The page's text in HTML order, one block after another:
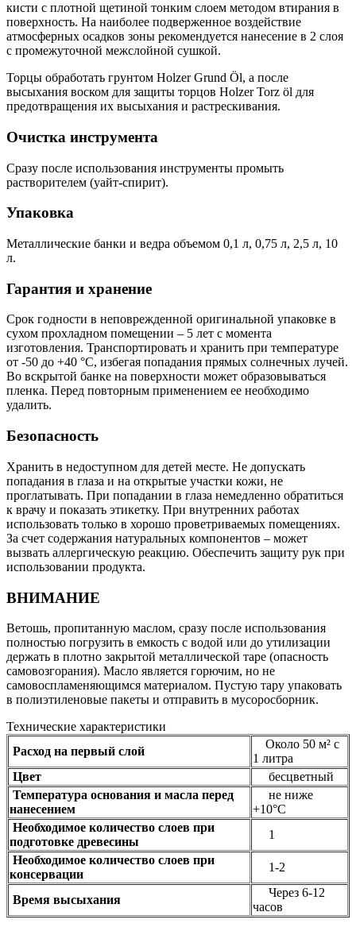
кисти с плотной щетиной тонким слоем методом втирания в
поверхность. На наиболее подверженное воздействие
атмосферных осадков зоны рекомендуется нанесение в 2 слоя
с промежуточной межслойной сушкой.
Торцы обработать грунтом Holzer Grund Öl, а после
высыхания воском для защиты торцов Holzer Torz öl для
предотвращения их высыхания и растрескивания.
Очистка инструмента
Сразу после использования инструменты промыть
растворителем (уайт-спирит).
Упаковка
Металлические банки и ведра объемом 0,1 л, 0,75 л, 2,5 л, 10
л.
Гарантия и хранение
Срок годности в неповрежденной оригинальной упаковке в
сухом прохладном помещении – 5 лет с момента
изготовления. Транспортировать и хранить при температуре
от -50 до +40 °С, избегая попадания прямых солнечных лучей.
Во вскрытой банке на поверхности может образовываться
пленка. Перед повторным применением ее необходимо
удалить.
Безопасность
Хранить в недоступном для детей месте. Не допускать
попадания в глаза и на открытые участки кожи, не
проглатывать. При попадании в глаза немедленно обратиться
к врачу и показать этикетку. При внутренних работах
использовать только в хорошо проветриваемых помещениях.
За счет содержания натуральных компонентов – может
вызвать аллергическую реакцию. Обеспечить защиту рук при
использовании продукта.
ВНИМАНИЕ
Ветошь, пропитанную маслом, сразу после использования
полностью погрузить в емкость с водой или до утилизации
держать в плотно закрытой металлической таре (опасность
самовозгорания). Масло является горючим, но не
самовоспламеняющимся материалом. Пустую тару упаковать
в полиэтиленовые пакеты и отправить в мусоросборник.
Технические характеристики
Расход на первый слой
Около 50 м² c
1 литра
Цвет
бесцветный
Температура основания и масла перед
нанесением
не ниже
+10°С
Необходимое количество слоев при
подготовке древесины
1
Необходимое количество слоев при
консервации
1-2
Время высыхания
Через 6-12
часов